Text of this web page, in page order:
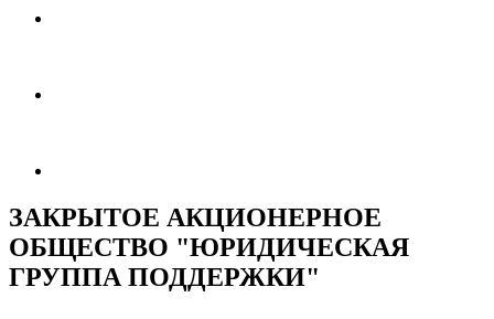
ЗАКРЫТОЕ АКЦИОНЕРНОЕ
ОБЩЕСТВО "ЮРИДИЧЕСКАЯ
ГРУППА ПОДДЕРЖКИ"